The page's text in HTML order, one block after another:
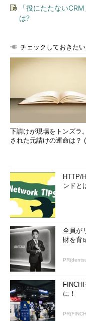
「役にたたない
は?
チェックしておきた
下請けが現場をトンズラ
された元請けの運命は？
HTTP/
ンドと
全員が
財を育
に！